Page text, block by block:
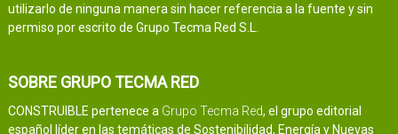
utilizarlo de ninguna manera sin hacer referencia a la fuente y sin
permiso por escrito de Grupo Tecma Red S.L.
SOBRE GRUPO TECMA RED
CONSTRUIBLE pertenece a Grupo Tecma Red, el grupo editorial
español líder en las temáticas de Sostenibilidad, Energía y Nuevas